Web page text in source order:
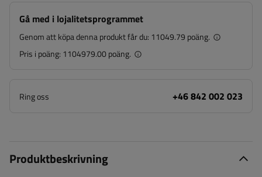
Gå med i lojalitetsprogrammet
Genom att köpa denna produkt får du: 11049.79 poäng.
Pris i poäng: 1104979.00 poäng.
Ring oss +46 842 002 023
Produktbeskrivning